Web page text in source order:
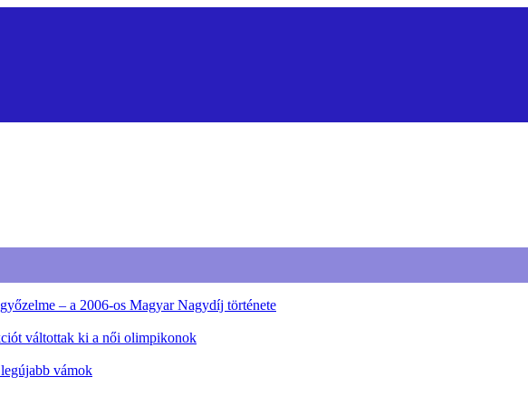
– a 2006-os Magyar Nagydíj története
váltottak ki a női olimpikonok
vámok